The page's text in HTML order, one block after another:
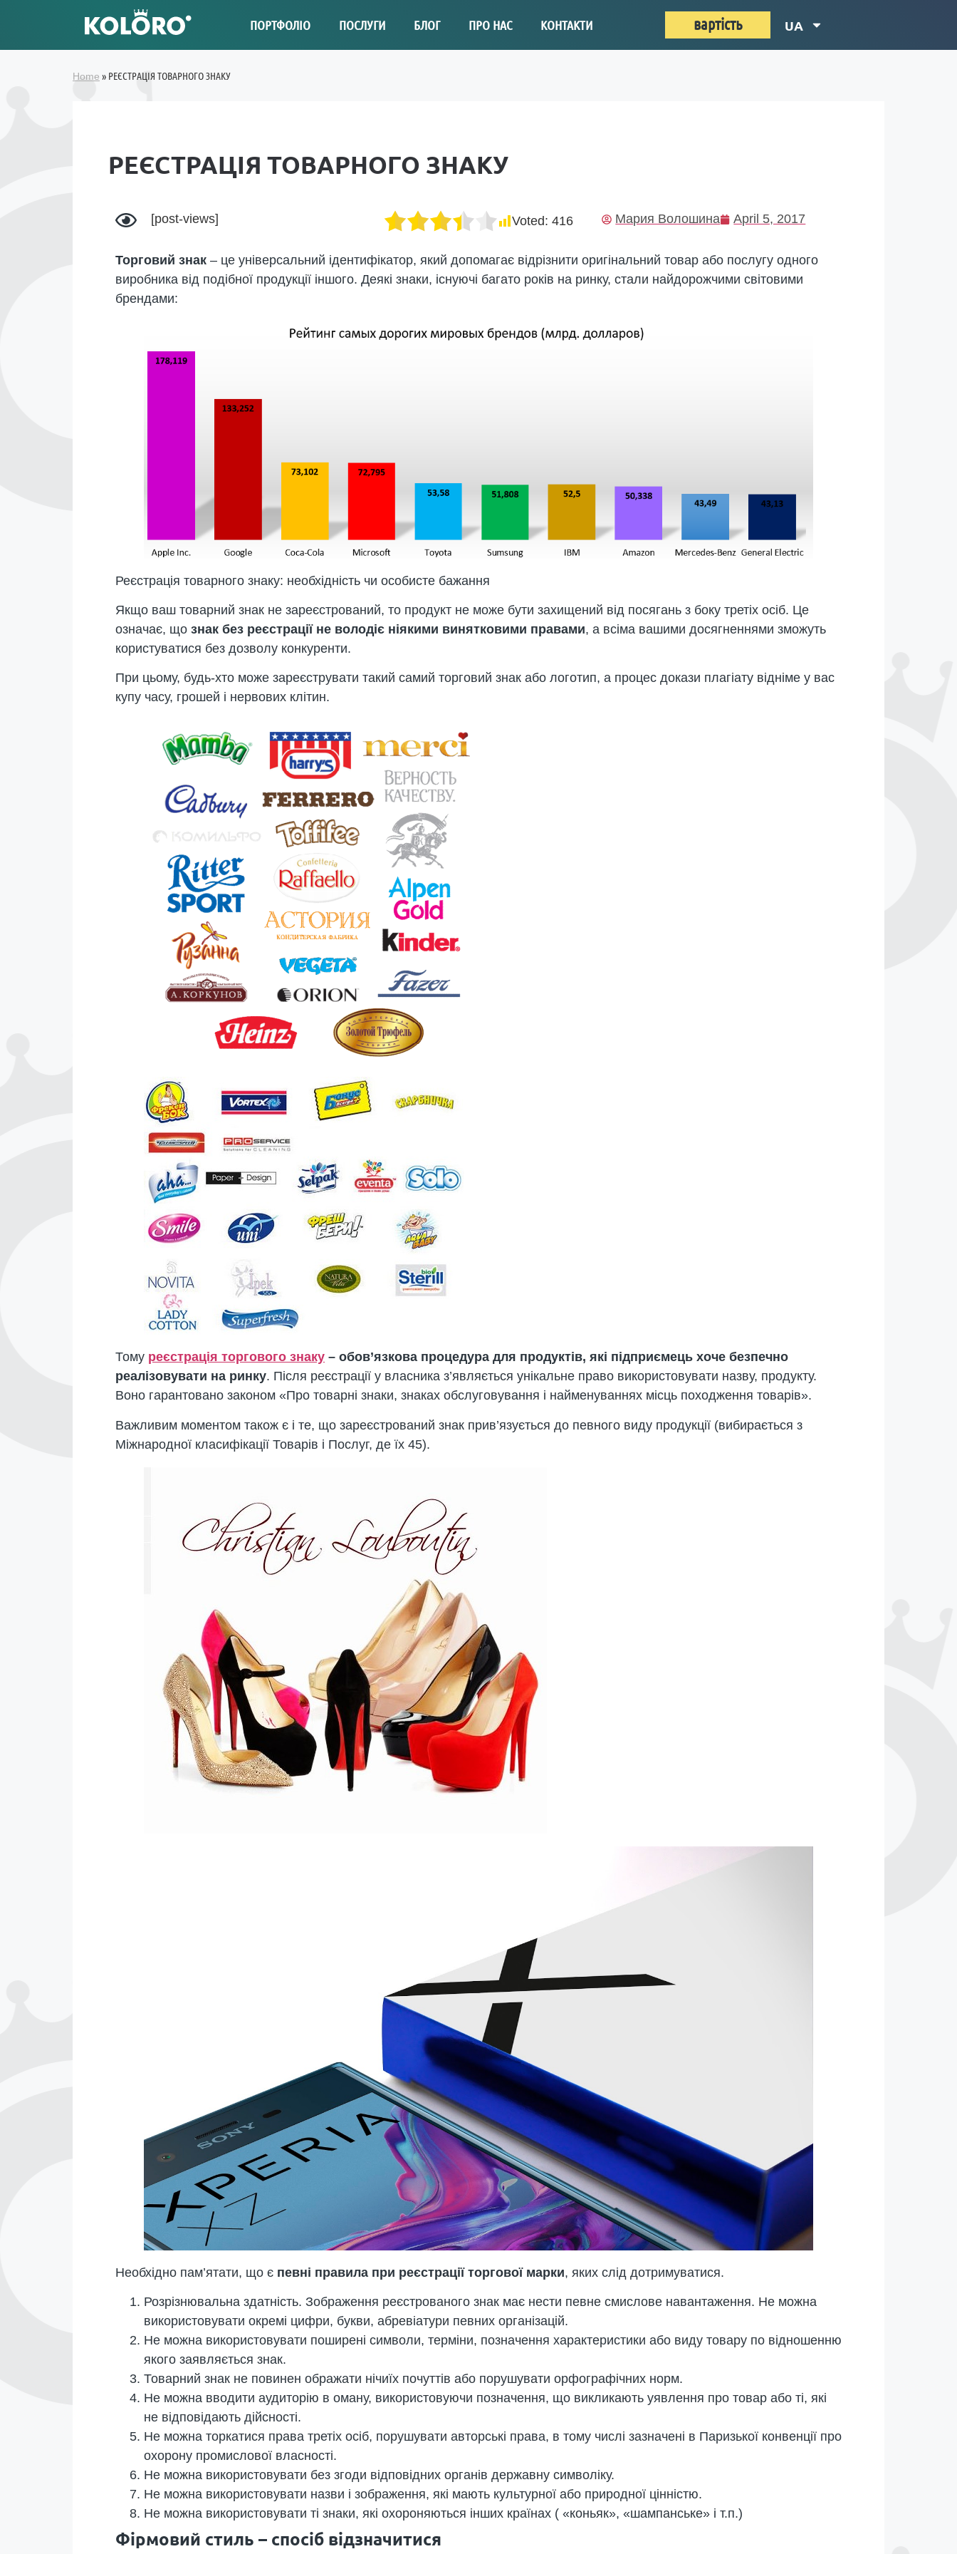
ПОРТФОЛІО ПОСЛУГИ БЛОГ ПРО НАС КОНТАКТИ вартість UA
Home » РЕЄСТРАЦІЯ ТОВАРНОГО ЗНАКУ
РЕЄСТРАЦІЯ ТОВАРНОГО ЗНАКУ
[post-views] Voted: 416 Мария Волошина April 5, 2017
Торговий знак – це універсальний ідентифікатор, який допомагає відрізнити оригінальний товар або послугу одного
виробника від подібної продукції іншого. Деякі знаки, існуючі багато років на ринку, стали найдорожчими світовими
брендами:
Реєстрація товарного знаку: необхідність чи особисте бажання
Якщо ваш товарний знак не зареєстрований, то продукт не може бути захищений від посягань з боку третіх осіб. Це
означає, що знак без реєстрації не володіє ніякими винятковими правами, а всіма вашими досягненнями зможуть
користуватися без дозволу конкуренти.
При цьому, будь-хто може зареєструвати такий самий торговий знак або логотип, а процес докази плагіату відніме у вас
купу часу, грошей і нервових клітин.
Тому реєстрація торгового знаку – обов’язкова процедура для продуктів, які підприємець хоче безпечно
реалізовувати на ринку. Після реєстрації у власника з’являється унікальне право використовувати назву, продукту.
Воно гарантовано законом «Про товарні знаки, знаках обслуговування і найменуваннях місць походження товарів».
Важливим моментом також є і те, що зареєстрований знак прив’язується до певного виду продукції (вибирається з
Міжнародної класифікації Товарів і Послуг, де їх 45).
Необхідно пам’ятати, що є певні правила при реєстрації торгової марки, яких слід дотримуватися.
Розрізнювальна здатність. Зображення реєстрованого знак має нести певне смислове навантаження. Не можна
використовувати окремі цифри, букви, абревіатури певних організацій.
Не можна використовувати поширені символи, терміни, позначення характеристики або виду товару по відношенню
якого заявляється знак.
Товарний знак не повинен ображати нічиїх почуттів або порушувати орфографічних норм.
Не можна вводити аудиторію в оману, використовуючи позначення, що викликають уявлення про товар або ті, які
не відповідають дійсності.
Не можна торкатися права третіх осіб, порушувати авторські права, в тому числі зазначені в Паризької конвенції про
охорону промислової власності.
Не можна використовувати без згоди відповідних органів державну символіку.
Не можна використовувати назви і зображення, які мають культурної або природної цінністю.
Не можна використовувати ті знаки, які охороняються інших країнах ( «коньяк», «шампанське» і т.п.)
Фірмовий стиль – спосіб відзначитися